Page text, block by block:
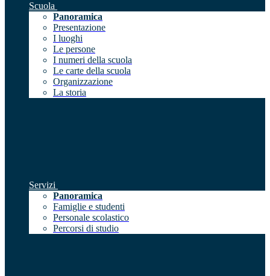
Scuola
Panoramica
Presentazione
I luoghi
Le persone
I numeri della scuola
Le carte della scuola
Organizzazione
La storia
Servizi
Panoramica
Famiglie e studenti
Personale scolastico
Percorsi di studio